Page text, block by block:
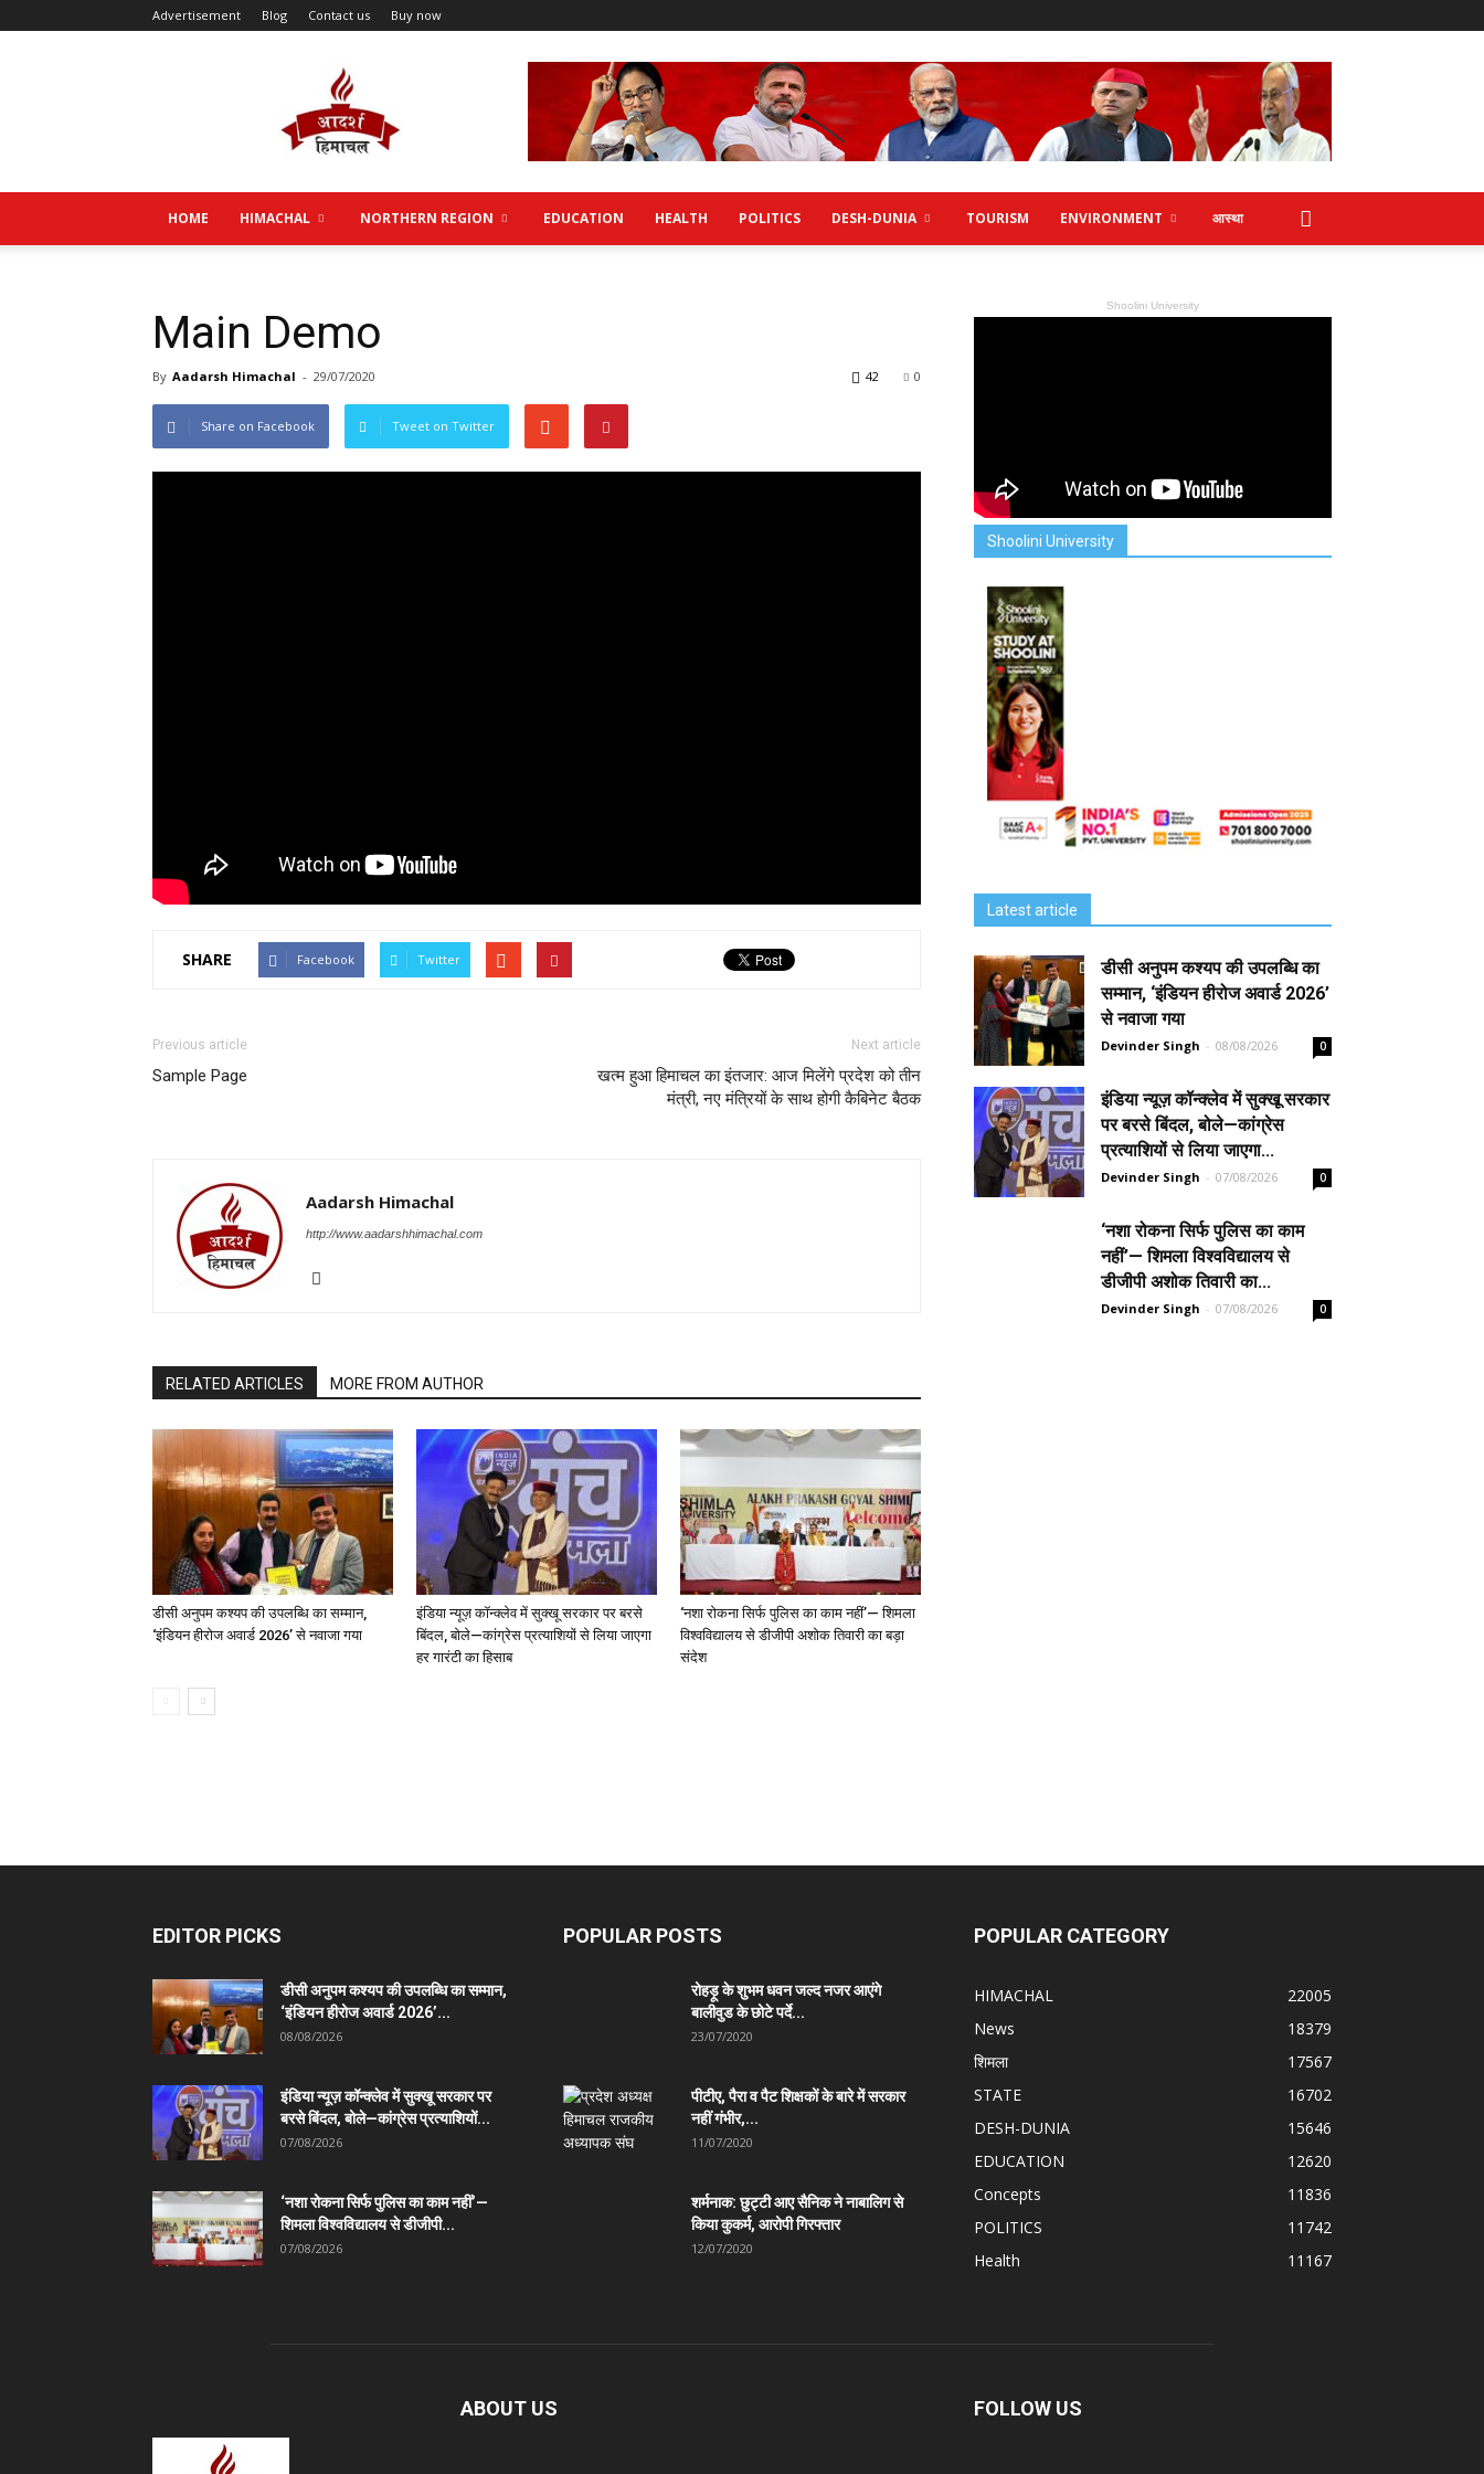
Advertisement Blog Contact us Buy now
HOME HIMACHAL NORTHERN REGION EDUCATION HEALTH POLITICS DESH-DUNIA TOURISM ENVIRONMENT आस्था
Main Demo
By Aadarsh Himachal - 29/07/2020 0
42
Share on Facebook Tweet on Twitter
SHARE Facebook Twitter
Previous article
Sample Page
Next article
खत्म हुआ हिमाचल का इंतजार: आज मिलेंगे प्रदेश को तीन
मंत्री, नए मंत्रियों के साथ होगी कैबिनेट बैठक
Aadarsh Himachal
http://www.aadarshhimachal.com
RELATED ARTICLES MORE FROM AUTHOR
डीसी अनुपम कश्यप की उपलब्धि का सम्मान,
‘इंडियन हीरोज अवार्ड 2026’ से नवाजा गया
इंडिया न्यूज़ कॉन्क्लेव में सुक्खू सरकार पर बरसे
बिंदल, बोले—कांग्रेस प्रत्याशियों से लिया जाएगा
हर गारंटी का हिसाब
‘नशा रोकना सिर्फ पुलिस का काम नहीं’— शिमला
विश्वविद्यालय से डीजीपी अशोक तिवारी का बड़ा
संदेश
Shoolini University
Shoolini University
Latest article
डीसी अनुपम कश्यप की उपलब्धि का
सम्मान, ‘इंडियन हीरोज अवार्ड 2026’
से नवाजा गया
Devinder Singh - 08/08/2026 0
इंडिया न्यूज़ कॉन्क्लेव में सुक्खू सरकार
पर बरसे बिंदल, बोले—कांग्रेस
प्रत्याशियों से लिया जाएगा...
Devinder Singh - 07/08/2026 0
‘नशा रोकना सिर्फ पुलिस का काम
नहीं’— शिमला विश्वविद्यालय से
डीजीपी अशोक तिवारी का...
Devinder Singh - 07/08/2026 0
EDITOR PICKS
डीसी अनुपम कश्यप की उपलब्धि का सम्मान,
‘इंडियन हीरोज अवार्ड 2026’...
08/08/2026
इंडिया न्यूज़ कॉन्क्लेव में सुक्खू सरकार पर
बरसे बिंदल, बोले—कांग्रेस प्रत्याशियों...
07/08/2026
‘नशा रोकना सिर्फ पुलिस का काम नहीं’—
शिमला विश्वविद्यालय से डीजीपी...
07/08/2026
POPULAR POSTS
रोहड़ू के शुभम धवन जल्द नजर आएंगे
बालीवुड के छोटे पर्दे...
23/07/2020
पीटीए, पैरा व पैट शिक्षकों के बारे में सरकार
नहीं गंभीर,...
11/07/2020
शर्मनाक: छुट्टी आए सैनिक ने नाबालिग से
किया कुकर्म, आरोपी गिरफ्तार
12/07/2020
POPULAR CATEGORY
HIMACHAL
22005
News
18379
शिमला
17567
STATE
16702
DESH-DUNIA
15646
EDUCATION
12620
Concepts
11836
POLITICS
11742
Health
11167
ABOUT US FOLLOW US